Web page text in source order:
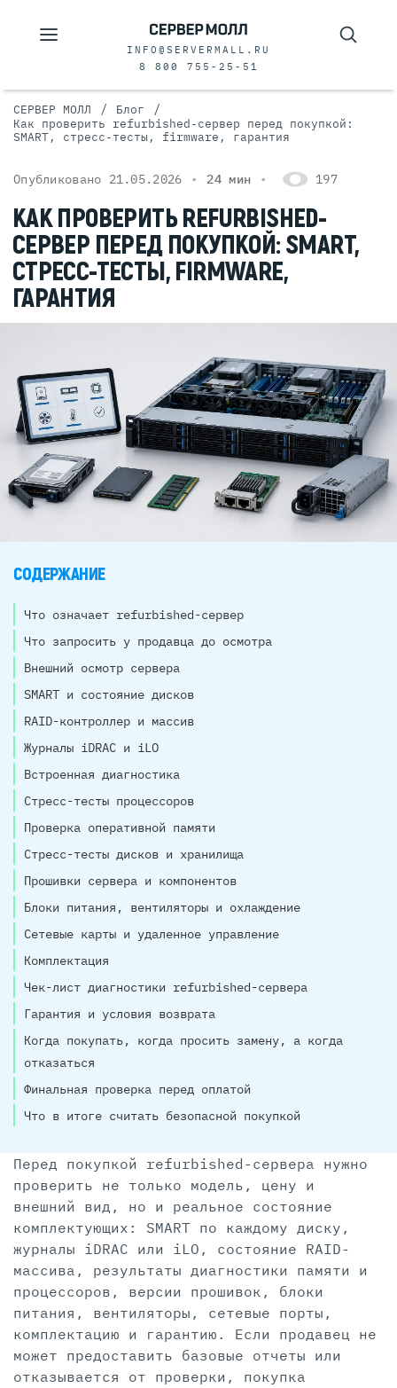
INFO@SERVERMALL.RU
8 800 755-25-51
СЕРВЕР МОЛЛ / Блог /
Как проверить refurbished-сервер перед покупкой:
SMART, стресс-тесты, firmware, гарантия
Опубликовано 21.05.2026 24 мин 197
КАК ПРОВЕРИТЬ REFURBISHED-
СЕРВЕР ПЕРЕД ПОКУПКОЙ: SMART,
СТРЕСС-ТЕСТЫ, FIRMWARE,
ГАРАНТИЯ
СОДЕРЖАНИЕ
Что означает refurbished-сервер
Что запросить у продавца до осмотра
Внешний осмотр сервера
SMART и состояние дисков
RAID-контроллер и массив
Журналы iDRAC и iLO
Встроенная диагностика
Стресс-тесты процессоров
Проверка оперативной памяти
Стресс-тесты дисков и хранилища
Прошивки сервера и компонентов
Блоки питания, вентиляторы и охлаждение
Сетевые карты и удаленное управление
Комплектация
Чек-лист диагностики refurbished-сервера
Гарантия и условия возврата
Когда покупать, когда просить замену, а когда
отказаться
Финальная проверка перед оплатой
Что в итоге считать безопасной покупкой
Перед покупкой refurbished-сервера нужно
проверить не только модель, цену и
внешний вид, но и реальное состояние
комплектующих: SMART по каждому диску,
журналы iDRAC или iLO, состояние RAID-
массива, результаты диагностики памяти и
процессоров, версии прошивок, блоки
питания, вентиляторы, сетевые порты,
комплектацию и гарантию. Если продавец не
может предоставить базовые отчеты или
отказывается от проверки, покупка